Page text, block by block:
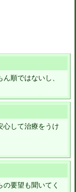
順ではないし、
心して治療をうけ
要望も聞いてく